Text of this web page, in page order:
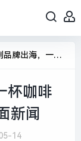
如何从广州走向全球？|界面新闻
杯咖啡
新闻
14